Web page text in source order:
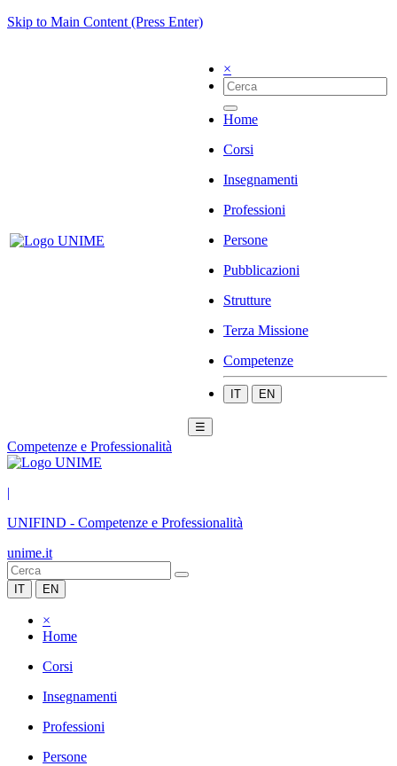
Skip to Main Content (Press Enter)
×
Home
Corsi
Insegnamenti
Professioni
Persone
Pubblicazioni
Strutture
Terza Missione
Competenze
IT EN
☰
Competenze e Professionalità
|
UNIFIND - Competenze e Professionalità
unime.it
IT EN
×
Home
Corsi
Insegnamenti
Professioni
Persone